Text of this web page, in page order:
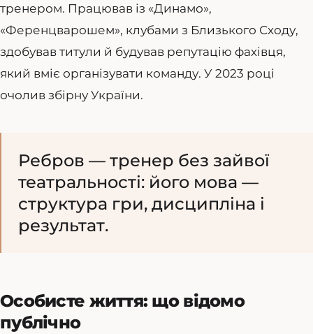
тренером. Працював із «Динамо»,
«Ференцварошем», клубами з Близького Сходу,
здобував титули й будував репутацію фахівця,
який вміє організувати команду. У 2023 році
очолив збірну України.
Ребров — тренер без зайвої
театральності: його мова —
структура гри, дисципліна і
результат.
Особисте життя: що відомо
публічно